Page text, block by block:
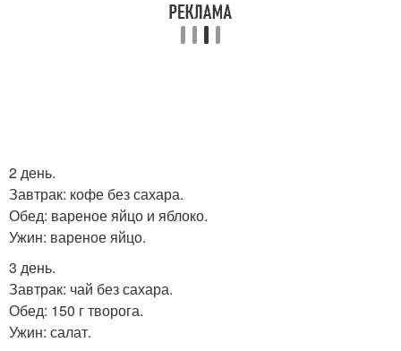
2 день.
Завтрак: кофе без сахара.
Обед: вареное яйцо и яблоко.
Ужин: вареное яйцо.
3 день.
Завтрак: чай без сахара.
Обед: 150 г творога.
Ужин: салат.